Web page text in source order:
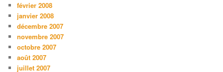
février 2008
janvier 2008
décembre 2007
novembre 2007
octobre 2007
août 2007
juillet 2007